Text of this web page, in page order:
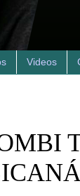
Videos